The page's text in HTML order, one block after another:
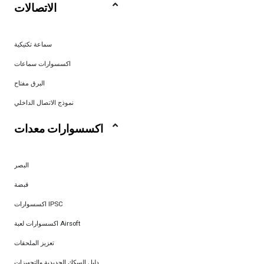
الاتصالات
سماعة تكتيكية
اكسسوارات سماعات
البرق مفتاح
نموذج الاتصال الداخلي
اكسسوارات معدات
البصر
قبضة
اكسسوارات IPSC
اكسسوارات لعبة Airsoft
تعزيز الملحقات
دليل السكك الحديدية والتجهيزات